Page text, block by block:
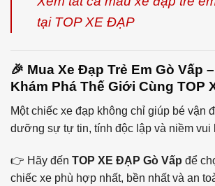
tại TOP XE ĐẠP
🎉 Mua Xe Đạp Trẻ Em Gò Vấp
Khám Phá Thế Giới Cùng TOP
Một chiếc xe đạp không chỉ giúp bé vận
dưỡng sự tự tin, tính độc lập và niềm vui
👉 Hãy đến TOP XE ĐẠP Gò Vấp để
chiếc xe phù hợp nhất, bền nhất và an